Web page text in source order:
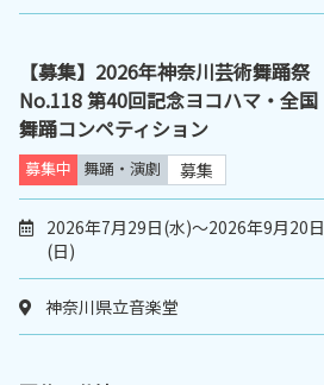
【募集】2026年神奈川芸術舞踊祭
No.118 第40回記念ヨコハマ・全国
舞踊コンペティション
募集中 舞踊・演劇 募集
2026年7月29日(水)～2026年9月20日
(日)
神奈川県立音楽堂